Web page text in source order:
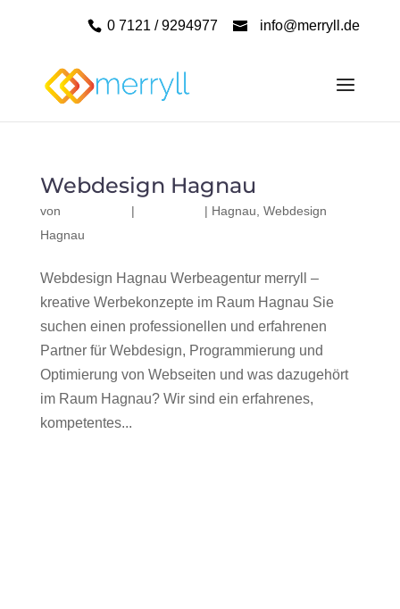
0 7121 / 9294977 info@merryll.de
Webdesign Hagnau
von | | Hagnau Webdesign
Hagnau
Webdesign Hagnau Werbeagentur merryll –
kreative Werbekonzepte im Raum Hagnau Sie
suchen einen professionellen und erfahrenen
Partner für Webdesign, Programmierung und
Optimierung von Webseiten und was dazugehört
im Raum Hagnau? Wir sind ein erfahrenes,
kompetentes...